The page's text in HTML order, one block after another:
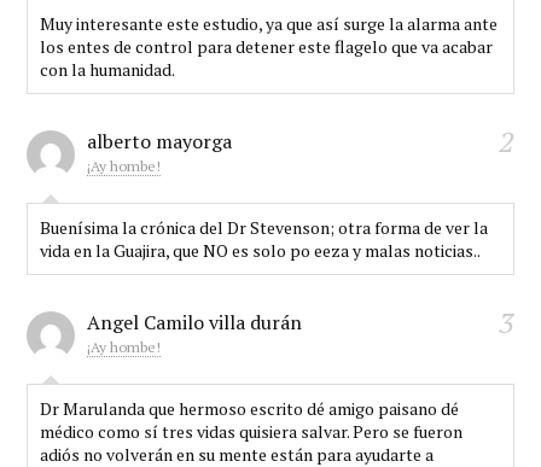
Muy interesante este estudio, ya que así surge la alarma ante
los entes de control para detener este flagelo que va acabar
con la humanidad.
alberto mayorga 2
¡Ay hombe!
Buenísima la crónica del Dr Stevenson; otra forma de ver la
vida en la Guajira, que NO es solo po eeza y malas noticias..
Angel Camilo villa durán 3
¡Ay hombe!
Dr Marulanda que hermoso escrito dé amigo paisano dé
médico como sí tres vidas quisiera salvar. Pero se fueron
adiós no volverán en su mente están para ayudarte a